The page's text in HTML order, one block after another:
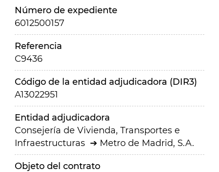
Número de expediente
6012500157
Referencia
C9436
Código de la entidad adjudicadora (DIR3)
A13022951
Entidad adjudicadora
Consejería de Vivienda, Transportes e
Infraestructuras
Metro de Madrid, S.A.
Objeto del contrato